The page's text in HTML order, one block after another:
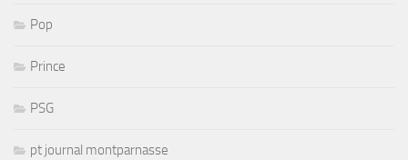
Pop
Prince
PSG
pt journal montparnasse